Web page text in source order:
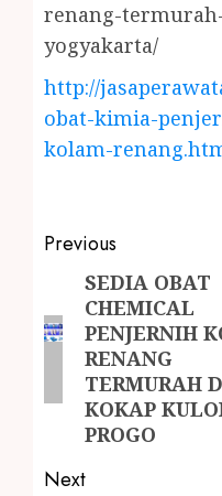
renang-
yogyakarta/
http://
obat-kimia-
kolam-
Previous
SEDIA OBAT
CHEMICAL
PENJERNIH
RENANG
TERMURAH
KOKAP
PROGO
Next